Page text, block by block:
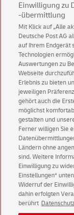
*Pflichtfeld, d.h.
Abs. 1 lit. b DSGVO.
Einwilligung nach Art. 6
E-POST
E-POST
Einwilligung zu
-übermittlung
Mit Klick auf „Alle
Deutsche Post AG
auf Ihrem Endgerät
Technologien
Auswertungen zu
Webseite
Erlebnis zu bieten
jeweiligen
gehört auch die
möglichst
gestalten und
Ferner willigen Sie
Ländern ohne
sind. Weitere
Einwilligung zu
Einstellungen“
Widerruf der
dahin erfolgten
berührt